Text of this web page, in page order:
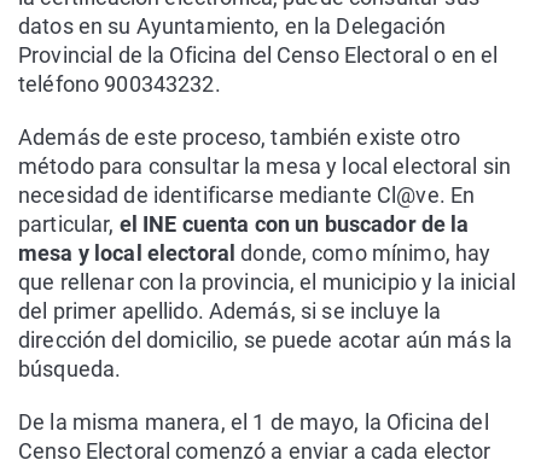
datos en su Ayuntamiento, en la Delegación
Provincial de la Oficina del Censo Electoral o en el
teléfono 900343232.
Además de este proceso, también existe otro
método para consultar la mesa y local electoral sin
necesidad de identificarse mediante Cl@ve. En
particular, el INE cuenta con un buscador de la
mesa y local electoral donde, como mínimo, hay
que rellenar con la provincia, el municipio y la inicial
del primer apellido. Además, si se incluye la
dirección del domicilio, se puede acotar aún más la
búsqueda.
De la misma manera, el 1 de mayo, la Oficina del
Censo Electoral comenzó a enviar a cada elector